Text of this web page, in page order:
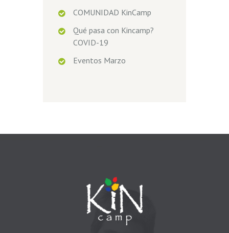
COMUNIDAD KinCamp
Qué pasa con Kincamp?
COVID-19
Eventos Marzo